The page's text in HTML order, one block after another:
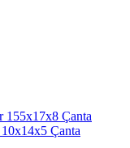
155x17x8 Çanta
10x14x5 Çanta